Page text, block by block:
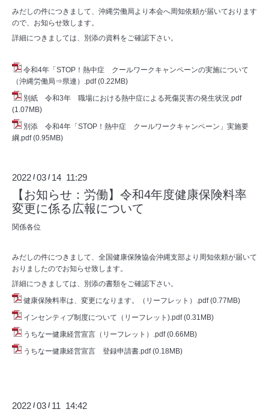
みだしの件につきまして、沖縄労働局より本会へ周知依頼が届いております
ので、お知らせ致します。
詳細につきましては、別添の資料をご確認下さい。
令和4年「STOP！熱中症 クールワークキャンペーンの実施について
（沖縄労働局⇒県連）.pdf (0.22MB)
別紙 令和3年 職場における熱中症による死傷災害の発生状況.pdf
(1.07MB)
別添 令和4年「STOP！熱中症 クールワークキャンペーン」実施要
綱.pdf (0.95MB)
2022 /03 / 14 11:29
【お知らせ：労働】令和4年度健康保険料率
変更に係る広報について
関係各位
みだしの件につきまして、全国健康保険協会沖縄支部より周知依頼が届いて
おりましたのでお知らせ致します。
詳細につきましては、別添の書類をご確認下さい。
健康保険料率は、変更になります。（リーフレット）.pdf (0.77MB)
インセンティブ制度について（リーフレット).pdf (0.31MB)
うちなー健康経営宣言（リーフレット）.pdf (0.66MB)
うちなー健康経営宣言 登録申請書.pdf (0.18MB)
2022 /03 / 11 14:42